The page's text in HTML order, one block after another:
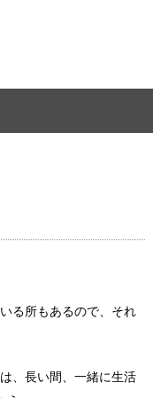
は…
い経験
る所もあるので、それ
、長い間、一緒に生活